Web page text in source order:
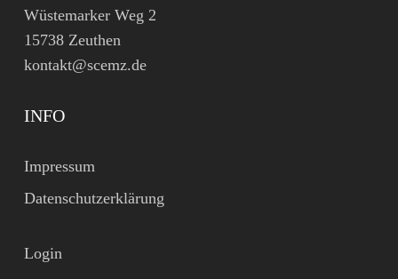
Wüstemarker Weg 2
15738 Zeuthen
kontakt@scemz.de
INFO
Impressum
Datenschutzerklärung
Login